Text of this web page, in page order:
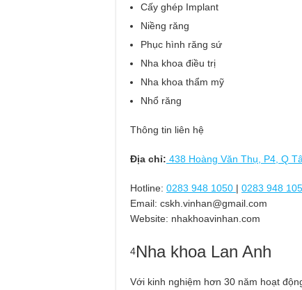
Cấy ghép Implant
Niềng răng
Phục hình răng sứ
Nha khoa điều trị
Nha khoa thẩm mỹ
Nhổ răng
Thông tin liên hệ
Địa chỉ: 438 Hoàng Văn Thụ, P4, Q
Hotline: 0283 948 1050 | 0283 948
Email: cskh.vinhan@gmail.com
Website: nhakhoavinhan.com
4Nha khoa Lan Anh
Với kinh nghiệm hơn 30 năm hoạt